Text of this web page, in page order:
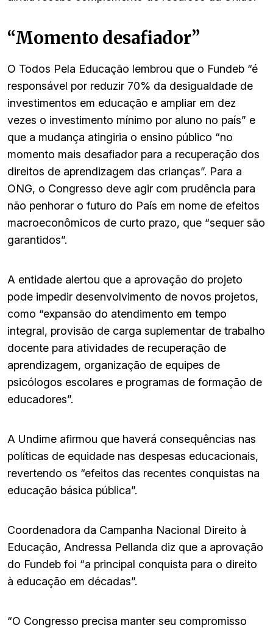
“Momento desafiador”
O Todos Pela Educação lembrou que o Fundeb “é
responsável por reduzir 70% da desigualdade de
investimentos em educação e ampliar em dez
vezes o investimento mínimo por aluno no país” e
que a mudança atingiria o ensino público “no
momento mais desafiador para a recuperação dos
direitos de aprendizagem das crianças”. Para a
ONG, o Congresso deve agir com prudência para
não penhorar o futuro do País em nome de efeitos
macroeconômicos de curto prazo, que “sequer são
garantidos”.
A entidade alertou que a aprovação do projeto
pode impedir desenvolvimento de novos projetos,
como “expansão do atendimento em tempo
integral, provisão de carga suplementar de trabalho
docente para atividades de recuperação de
aprendizagem, organização de equipes de
psicólogos escolares e programas de formação de
educadores”.
A Undime afirmou que haverá consequências nas
políticas de equidade nas despesas educacionais,
revertendo os “efeitos das recentes conquistas na
educação básica pública”.
Coordenadora da Campanha Nacional Direito à
Educação, Andressa Pellanda diz que a aprovação
do Fundeb foi “a principal conquista para o direito
à educação em décadas”.
“O Congresso precisa manter seu compromisso